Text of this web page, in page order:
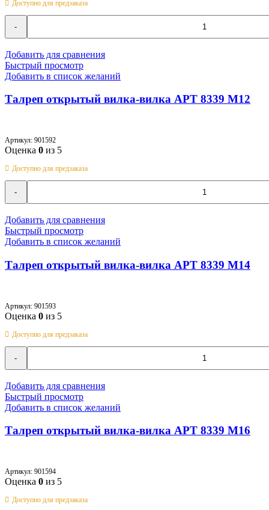
Доступно для предзаказа
Количество
товара
Талреп
открытый
вилка-
вилка
АРТ
8339
M10
Добавить для сравнения
Быстрый просмотр
Добавить в список желаний
Талреп открытый вилка-вилка АРТ 8339 M12
Артикул: 901592
Оценка 0 из 5
Доступно для предзаказа
Количество
товара
Талреп
открытый
вилка-
вилка
АРТ
8339
M12
Добавить для сравнения
Быстрый просмотр
Добавить в список желаний
Талреп открытый вилка-вилка АРТ 8339 M14
Артикул: 901593
Оценка 0 из 5
Доступно для предзаказа
Количество
товара
Талреп
открытый
вилка-
вилка
АРТ
8339
M14
Добавить для сравнения
Быстрый просмотр
Добавить в список желаний
Талреп открытый вилка-вилка АРТ 8339 M16
Артикул: 901594
Оценка 0 из 5
Доступно для предзаказа